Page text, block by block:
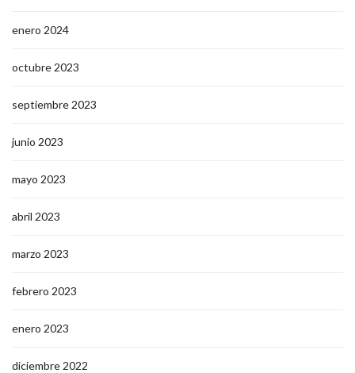
enero 2024
octubre 2023
septiembre 2023
junio 2023
mayo 2023
abril 2023
marzo 2023
febrero 2023
enero 2023
diciembre 2022